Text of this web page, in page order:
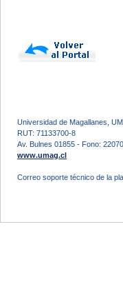
Universidad de Magallanes,
RUT: 71133700-8
Av. Bulnes 01855 - Fono:
www.umag.cl
Correo soporte técnico de la